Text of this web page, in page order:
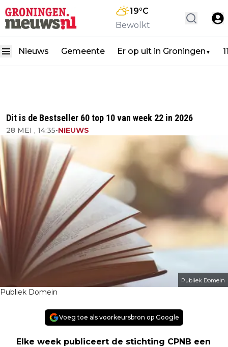
19°C
Bewolkt
Nieuws Gemeente Er op uit in Groningen ▼
Dit is de Bestseller 60 top 10 van week 22 in 2026
28 MEI , 14:35•NIEUWS
Publiek Domein
Publiek Domein
Voeg toe als voorkeursbron op Google
Elke week publiceert de stichting CPNB een